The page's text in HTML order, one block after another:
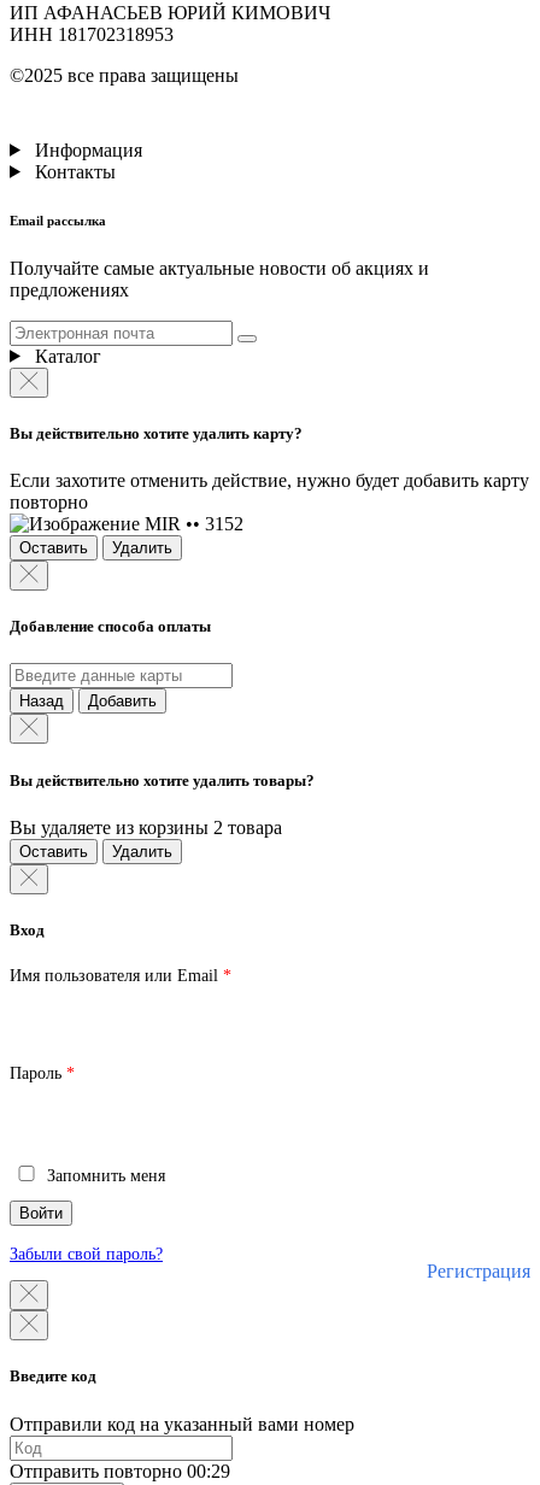
ИП АФАНАСЬЕВ ЮРИЙ КИМОВИЧ
ИНН 181702318953
©2025 все права защищены
Информация
Контакты
Email рассылка
Получайте самые актуальные новости об акциях и
предложениях
Каталог
Вы действительно хотите удалить карту?
Если захотите отменить действие, нужно будет добавить карту
повторно
MIR •• 3152
Оставить Удалить
Добавление способа оплаты
Назад Добавить
Вы действительно хотите удалить товары?
Вы удаляете из корзины 2 товара
Оставить Удалить
Вход
Имя пользователя или Email *Обязательно
Пароль *Обязательно
Запомнить меня
Войти
Забыли свой пароль?
Регистрация
Введите код
Отправили код на указанный вами номер
Отправить повторно 00:29